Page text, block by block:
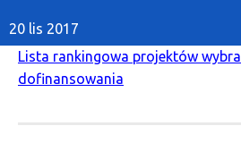
20 lis 2017
Lista rankingowa projektów
dofinansowania